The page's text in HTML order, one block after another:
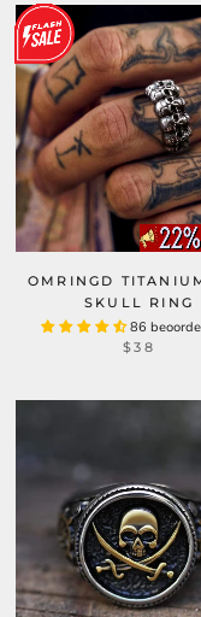
OMRINGD
SKULL RING
86
$38